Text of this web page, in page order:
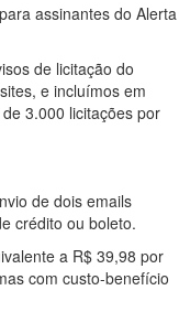
assinantes do Alerta
de licitação do
e incluímos em
3.000 licitações por
de dois emails
crédito ou boleto.
a R$ 39,98 por
com custo-benefício